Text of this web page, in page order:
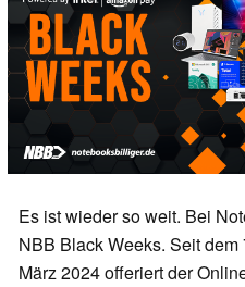
Es ist wieder so weit. Bei
NBB Black Weeks. Seit
März 2024 offeriert der